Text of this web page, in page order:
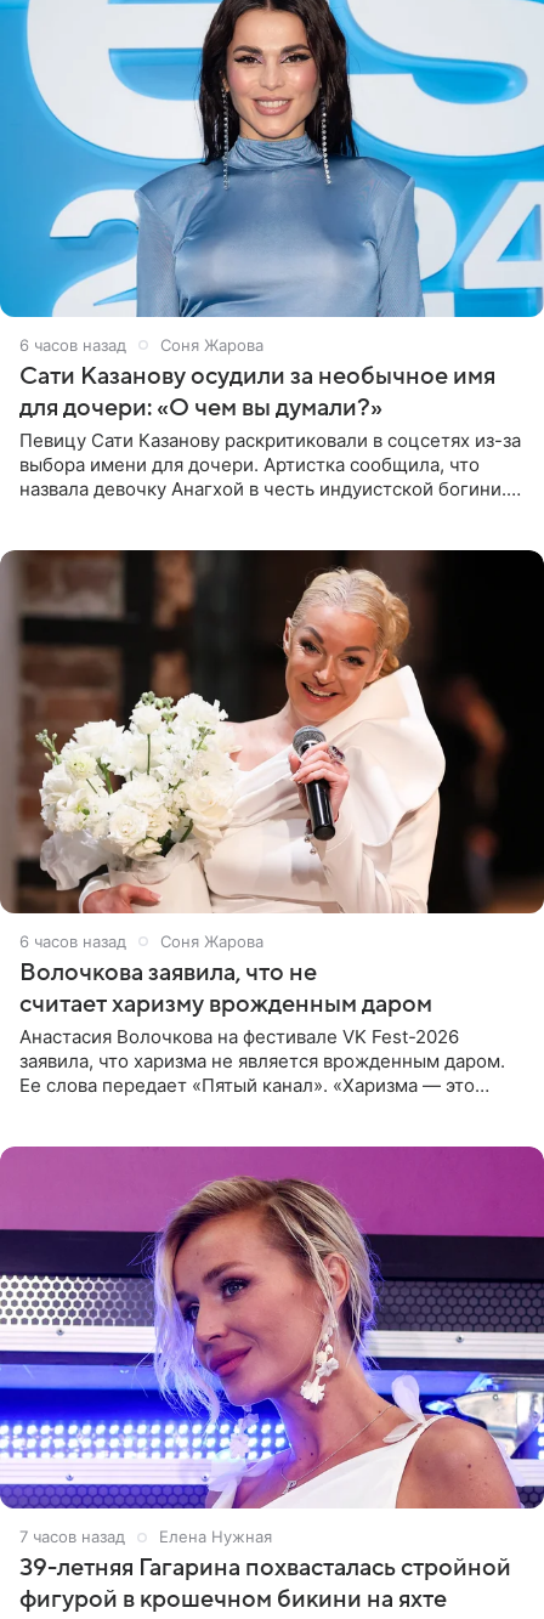
6 часов назад Соня Жарова
Сати Казанову осудили за необычное имя
для дочери: «О чем вы думали?»
Певицу Сати Казанову раскритиковали в соцсетях из-за
выбора имени для дочери. Артистка сообщила, что
назвала девочку Анагхой в честь индуистской богини.
6 часов назад Соня Жарова
Волочкова заявила, что не
считает харизму врожденным даром
Анастасия Волочкова на фестивале VK Fest-2026
заявила, что харизма не является врожденным даром.
Ее слова передает «Пятый канал». «Харизма — это
7 часов назад Елена Нужная
39-летняя Гагарина похвасталась стройной
фигурой в крошечном бикини на яхте